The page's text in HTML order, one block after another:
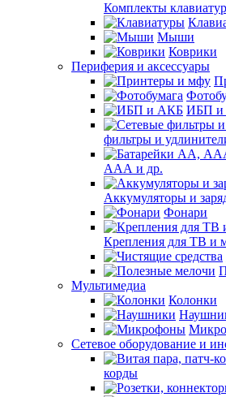
Комплекты
Мыши
Коврики
Периферия и аксессуары
ИБП
фильтры и
ААА и др.
Аккумуляторы и
Фонари
Крепления для ТВ и
Мультимедиа
Колонки
Сетевое оборудование и
корды